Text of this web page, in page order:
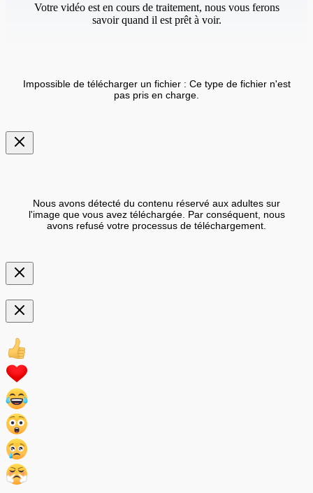
Votre vidéo est en cours de traitement, nous vous ferons
savoir quand il est prêt à voir.
Impossible de télécharger un fichier : Ce type de fichier n'est
pas pris en charge.
Nous avons détecté du contenu réservé aux adultes sur
l'image que vous avez téléchargée. Par conséquent, nous
avons refusé votre processus de téléchargement.